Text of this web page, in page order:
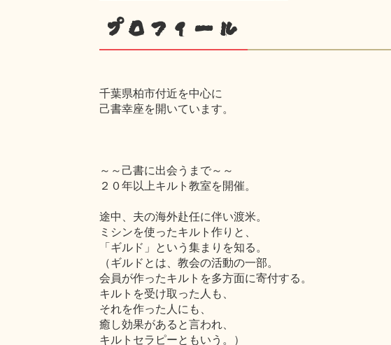
プロフィール
千葉県柏市付近を中心に
己書幸座を開いています。
～～己書に出会うまで～～
２０年以上キルト教室を開催。
途中、夫の海外赴任に伴い渡米。
ミシンを使ったキルト作りと、
「ギルド」という集まりを知る。
（ギルドとは、教会の活動の一部。
会員が作ったキルトを多方面に寄付する。
キルトを受け取った人も、
それを作った人にも、
癒し効果があると言われ、
キルトセラピーともいう。）